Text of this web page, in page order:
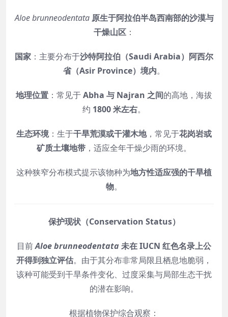
Aloe brunneodentata 原生于阿拉伯半岛西南部的沙漠与
干燥山区 ：
国家 ：主要分布于沙特阿拉伯（Saudi Arabia）阿西尔
省（Asir Province）境内。
地理位置 ：常见于Abha 与 Najran 之间的高地，海拔
约 1800 米左右。
生态环境：生于干旱荒漠或干灌木地，常见于花岗岩或
矿质土壤地带 ，适应全年干燥少雨的环境。
这种狭窄分布模式提示该物种为地方性适应强的干旱植
物。
保护现状（Conservation Status）
目前Aloe brunneodentata 未在 IUCN 红色名录上公
开得到独立评估。由于其分布非常局限且栖息地脆弱，
该种可能受到干旱条件变化、过度采集与局部生态干扰
的潜在影响。
根据植物保护综合观察：